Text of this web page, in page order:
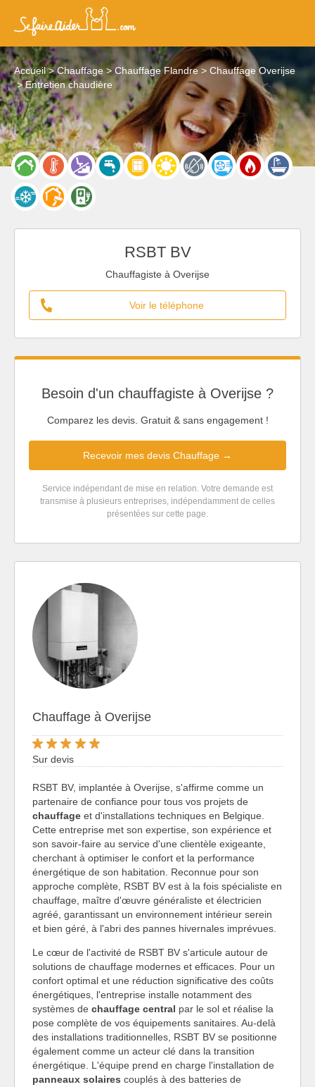
Accueil Chauffage Chauffage Flandre
Chauffage Overijse
Entretien chaudière
RSBT BV
Chauffagiste à Overijse
Voir le téléphone
Besoin d'un chauffagiste à Overijse ?
Comparez les devis. Gratuit & sans engagement !
Recevoir mes devis Chauffage →
Service indépendant de mise en relation. Votre demande est
transmise à plusieurs entreprises, indépendamment de celles
présentées sur cette page.
Chauffage à Overijse
Sur devis
RSBT BV, implantée à Overijse, s'affirme comme un
partenaire de confiance pour tous vos projets de
chauffage et d'installations techniques en Belgique.
Cette entreprise met son expertise, son expérience et
son savoir-faire au service d'une clientèle exigeante,
cherchant à optimiser le confort et la performance
énergétique de son habitation. Reconnue pour son
approche complète, RSBT BV est à la fois spécialiste en
chauffage, maître d'œuvre généraliste et électricien
agréé, garantissant un environnement intérieur serein
et bien géré, à l'abri des pannes hivernales imprévues.
Le cœur de l'activité de RSBT BV s'articule autour de
solutions de chauffage modernes et efficaces. Pour un
confort optimal et une réduction significative des coûts
énergétiques, l'entreprise installe notamment des
systèmes de chauffage central par le sol et réalise la
pose complète de vos équipements sanitaires. Au-delà
des installations traditionnelles, RSBT BV se positionne
également comme un acteur clé dans la transition
énergétique. L'équipe prend en charge l'installation de
panneaux solaires couplés à des batteries de